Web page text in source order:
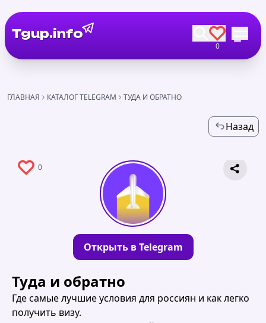
Tgup.info
0
ГЛАВНАЯ КАТАЛОГ TELEGRAM ТУДА И ОБРАТНО
Назад
0
Открыть в Telegram
Туда и обратно
Где самые лучшие условия для россиян и как легко
получить визу.